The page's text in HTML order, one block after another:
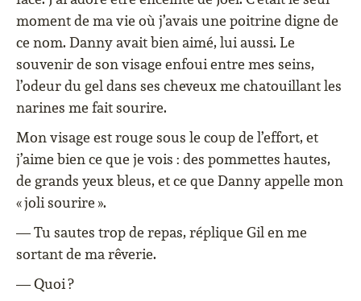
moment de ma vie où j’avais une poitrine digne de
ce nom. Danny avait bien aimé, lui aussi. Le
souvenir de son visage enfoui entre mes seins,
l’odeur du gel dans ses cheveux me chatouillant les
narines me fait sourire.
Mon visage est rouge sous le coup de l’effort, et
j’aime bien ce que je vois : des pommettes hautes,
de grands yeux bleus, et ce que Danny appelle mon
« joli sourire ».
— Tu sautes trop de repas, réplique Gil en me
sortant de ma rêverie.
— Quoi ?